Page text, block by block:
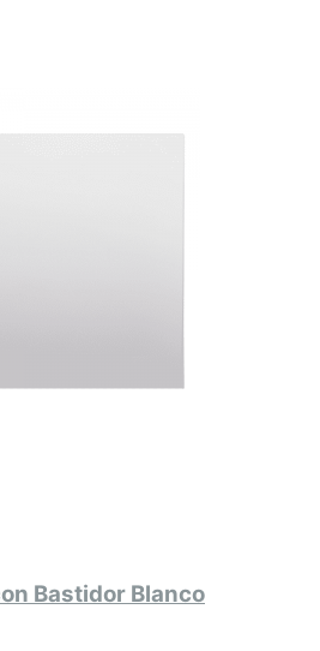
Bastidor Blanco